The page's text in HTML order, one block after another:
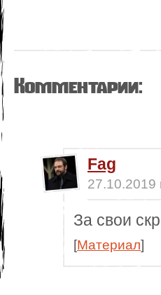
Комментарии:
Fag
27.10.2019
За свои
[Материал]